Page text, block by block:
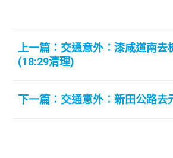
上一篇：交通意外：漆咸道南去
(18:29清理)
下一篇：交通意外：新田公路去